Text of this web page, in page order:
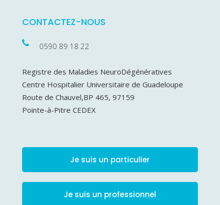
CONTACTEZ-NOUS
0590 89 18 22
Registre des Maladies NeuroDégénératives
Centre Hospitalier Universitaire de Guadeloupe
Route de Chauvel,BP 465, 97159
Pointe-à-Pitre CEDEX
Je suis un particulier
Je suis un professionnel